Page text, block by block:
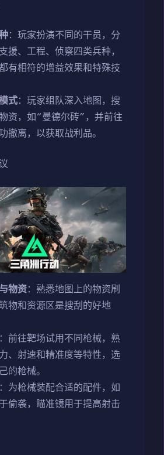
：玩家扮演不同的干员，分
援、工程、侦察四类兵种，
有相符的增益效果和特殊技
式：玩家组队深入地图，搜
资，如“曼德尔砖”，并前往
撤离，以获取战利品。
物资：熟悉地图上的物资刷
物和资源区是搜刮的好地
：前往靶场试用不同枪械，熟
、射速和精准度等特性，选
的枪械。
：为枪械装配合适的配件，如
偷袭，瞄准镜用于提高射击